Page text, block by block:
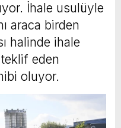
İhale usulüyle
araca birden
halinde ihale
eden
oluyor.